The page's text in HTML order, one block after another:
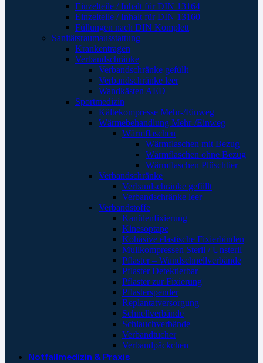
Einzelteile / Inhalt für DIN 13164
Einzelteile / Inhalt für DIN 13160
Füllungen nach DIN Komplett
Sanitätsraumausstattung
Krankentragen
Verbandschränke
Verbandschränke gefüllt
Verbandschränke leer
Wandkästen AED
Sportmedizin
Kältekompresse Mehr-/Einweg
Wärmebehandlung Mehr-/Einweg
Wärmflaschen
Wärmflaschen mit Bezug
Wärmflaschen ohne Bezug
Wärmflaschen Plüschtier
Verbandschränke
Verbandschränke gefüllt
Verbandschränke leer
Verbandstoffe
Kanülenfixierung
Kinesoptape
Kohäsive elastische Fixierbinden
Mullkompressen Steril / Unsteril
Pflaster – Wundschnellverbände
Pflaster Detektierbar
Pflaster zur Fixierung
Pflasterspender
Replantatversorgung
Schnellverbände
Schlauchverbände
Verbandtücher
Verbandpäckchen
Notfallmedizin & Praxis